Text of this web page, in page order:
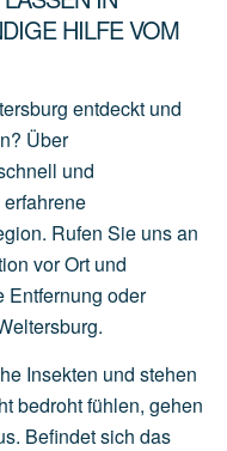
HILFE VOM
entdeckt und
Über
und
Rufen Sie uns an
vor Ort und
Entfernung oder
Insekten und stehen
bedroht fühlen, gehen
Befindet sich das